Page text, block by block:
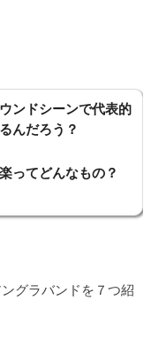
ンドシーンで代表的
んだろう？
ってどんなもの？
グラバンドを７つ紹